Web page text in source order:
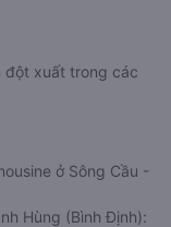
đột xuất trong các
ở Sông Cầu -
Hùng (Bình Định):